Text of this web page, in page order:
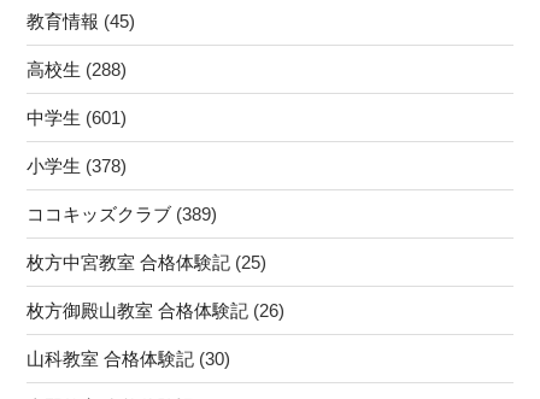
教育情報 (45)
高校生 (288)
中学生 (601)
小学生 (378)
ココキッズクラブ (389)
枚方中宮教室 合格体験記 (25)
枚方御殿山教室 合格体験記 (26)
山科教室 合格体験記 (30)